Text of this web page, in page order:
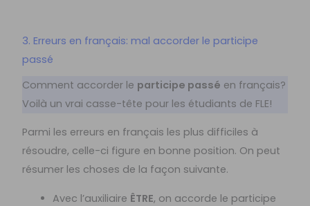
3. Erreurs en français: mal accorder le participe
passé
Comment accorder le participe passé en français?
Voilà un vrai casse-tête pour les étudiants de FLE!
Parmi les erreurs en français les plus difficiles à
résoudre, celle-ci figure en bonne position. On peut
résumer les choses de la façon suivante.
Avec l’auxiliaire ÊTRE, on accorde le participe